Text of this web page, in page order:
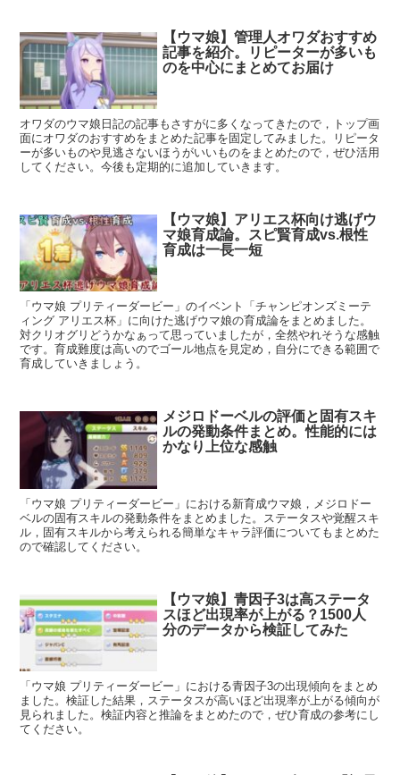
【ウマ娘】管理人オワダおすすめ
記事を紹介。リピーターが多いも
のを中心にまとめてお届け
オワダのウマ娘日記の記事もさすがに多くなってきたので，トップ画
面にオワダのおすすめをまとめた記事を固定してみました。リピータ
ーが多いものや見逃さないほうがいいものをまとめたので，ぜひ活用
してください。今後も定期的に追加していきます。
【ウマ娘】アリエス杯向け逃げウ
マ娘育成論。スピ賢育成vs.根性
育成は一長一短
「ウマ娘 プリティーダービー」のイベント「チャンピオンズミーテ
ィング アリエス杯」に向けた逃げウマ娘の育成論をまとめました。
対クリオグリどうかなぁって思っていましたが，全然やれそうな感触
です。育成難度は高いのでゴール地点を見定め，自分にできる範囲で
育成していきましょう。
メジロドーベルの評価と固有スキ
ルの発動条件まとめ。性能的には
かなり上位な感触
「ウマ娘 プリティーダービー」における新育成ウマ娘，メジロドー
ベルの固有スキルの発動条件をまとめました。ステータスや覚醒スキ
ル，固有スキルから考えられる簡単なキャラ評価についてもまとめた
ので確認してください。
【ウマ娘】青因子3は高ステータ
スほど出現率が上がる？1500人
分のデータから検証してみた
「ウマ娘 プリティーダービー」における青因子3の出現傾向をまとめ
ました。検証した結果，ステータスが高いほど出現率が上がる傾向が
見られました。検証内容と推論をまとめたので，ぜひ育成の参考にし
てください。